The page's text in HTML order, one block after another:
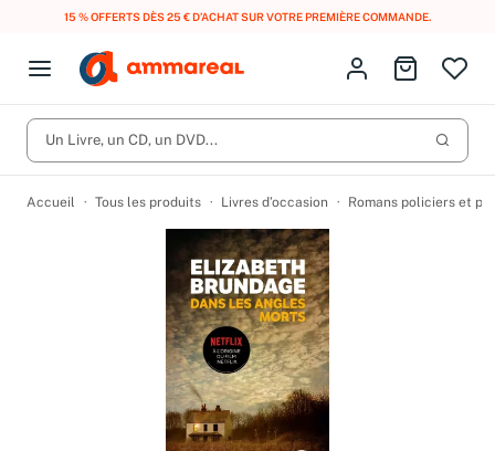
15 % OFFERTS DÈS 25 € D’ACHAT SUR VOTRE PREMIÈRE COMMANDE.
Open menu
Fermer le menu
CD d'occasion
DVD d'occasion
Meilleures ventes
Nos engagements
Lancer
Vous n'avez pas trouvé l'article que vous cherchiez ?
Activez les notifications dans votre compte pour être alerté dès
qu'il est en stock.
Créer une alerte
Identifiez-vous
Aller au
Un Livre, un CD, un DVD...
Accueil Tous les produits Livres d’occasion Romans policiers et